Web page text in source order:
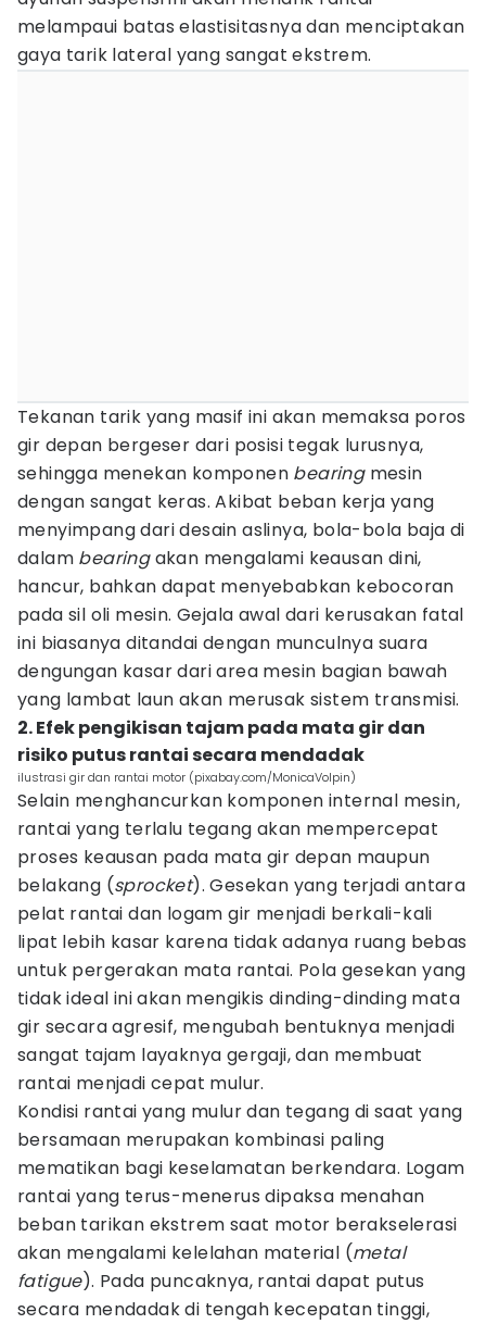
melampaui batas elastisitasnya dan menciptakan
gaya tarik lateral yang sangat ekstrem.
Tekanan tarik yang masif ini akan memaksa poros
gir depan bergeser dari posisi tegak lurusnya,
sehingga menekan komponen bearingmesin
dengan sangat keras. Akibat beban kerja yang
menyimpang dari desain aslinya, bola-bola baja di
dalam bearingakan mengalami keausan dini,
hancur, bahkan dapat menyebabkan kebocoran
pada sil oli mesin. Gejala awal dari kerusakan fatal
ini biasanya ditandai dengan munculnya suara
dengungan kasar dari area mesin bagian bawah
yang lambat laun akan merusak sistem transmisi.
2. Efek pengikisan tajam pada mata gir dan
risiko putus rantai secara mendadak
ilustrasi gir dan rantai motor (pixabay.com/MonicaVolpin)
Selain menghancurkan komponen internal mesin,
rantai yang terlalu tegang akan mempercepat
proses keausan pada mata gir depan maupun
belakang (sprocket). Gesekan yang terjadi antara
pelat rantai dan logam gir menjadi berkali-kali
lipat lebih kasar karena tidak adanya ruang bebas
untuk pergerakan mata rantai. Pola gesekan yang
tidak ideal ini akan mengikis dinding-dinding mata
gir secara agresif, mengubah bentuknya menjadi
sangat tajam layaknya gergaji, dan membuat
rantai menjadi cepat mulur.
Kondisi rantai yang mulur dan tegang di saat yang
bersamaan merupakan kombinasi paling
mematikan bagi keselamatan berkendara. Logam
rantai yang terus-menerus dipaksa menahan
beban tarikan ekstrem saat motor berakselerasi
akan mengalami kelelahan material (metal
fatigue). Pada puncaknya, rantai dapat putus
secara mendadak di tengah kecepatan tinggi,